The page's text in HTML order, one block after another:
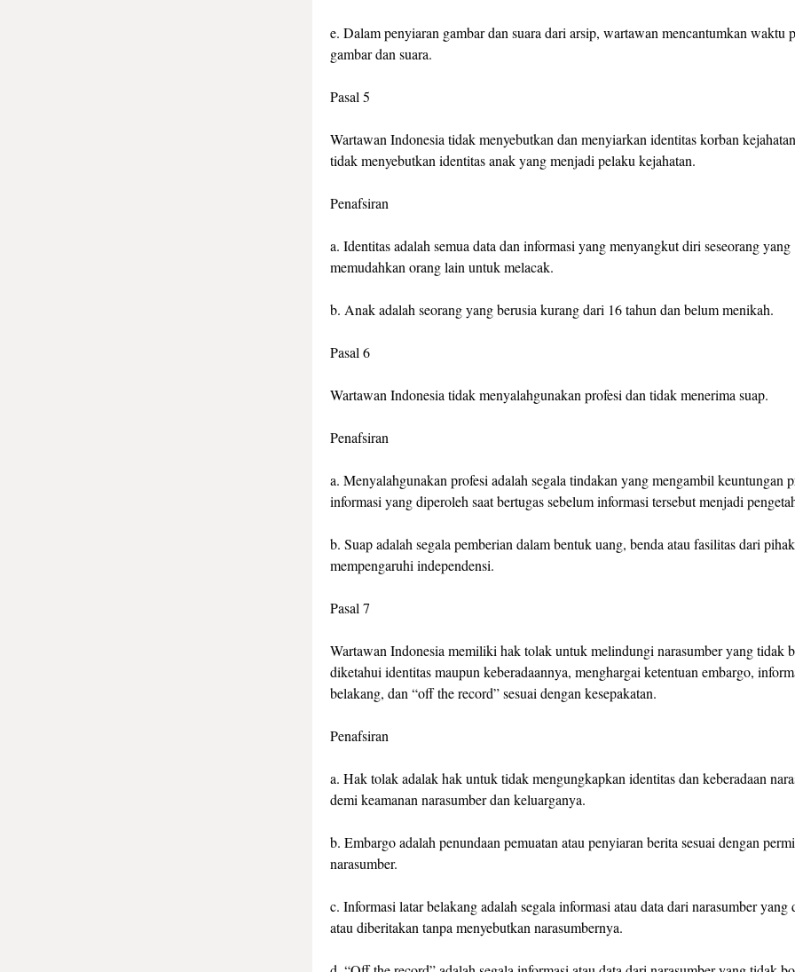
e. Dalam penyiaran gambar dan suara dari arsip, wartawan mencantumkan waktu
gambar dan suara.
Pasal 5
Wartawan Indonesia tidak menyebutkan dan menyiarkan identitas korban
tidak menyebutkan identitas anak yang menjadi pelaku kejahatan.
Penafsiran
a. Identitas adalah semua data dan informasi yang menyangkut diri seseorang yang
memudahkan orang lain untuk melacak.
b. Anak adalah seorang yang berusia kurang dari 16 tahun dan belum menikah.
Pasal 6
Wartawan Indonesia tidak menyalahgunakan profesi dan tidak menerima suap.
Penafsiran
a. Menyalahgunakan profesi adalah segala tindakan yang mengambil keuntungan
informasi yang diperoleh saat bertugas sebelum informasi tersebut menjadi
b. Suap adalah segala pemberian dalam bentuk uang, benda atau fasilitas dari
mempengaruhi independensi.
Pasal 7
Wartawan Indonesia memiliki hak tolak untuk melindungi narasumber yang tidak
diketahui identitas maupun keberadaannya, menghargai ketentuan embargo,
belakang, dan “off the record” sesuai dengan kesepakatan.
Penafsiran
a. Hak tolak adalak hak untuk tidak mengungkapkan identitas dan keberadaan
demi keamanan narasumber dan keluarganya.
b. Embargo adalah penundaan pemuatan atau penyiaran berita sesuai dengan
narasumber.
c. Informasi latar belakang adalah segala informasi atau data dari narasumber yang
atau diberitakan tanpa menyebutkan narasumbernya.